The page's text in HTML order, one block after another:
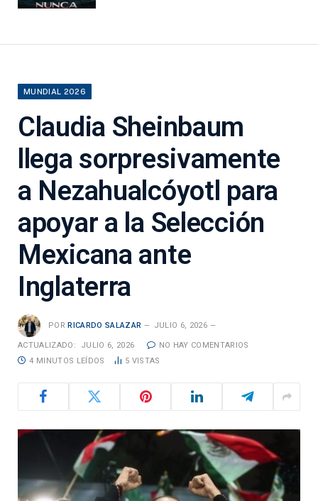
MUNDIAL 2026
Claudia Sheinbaum
llega sorpresivamente
a Nezahualcóyotl para
apoyar a la Selección
Mexicana ante
Inglaterra
POR RICARDO SALAZAR JULIO 6, 2026
ACTUALIZADO: JULIO 6, 2026
NO HAY COMENTARIOS
4 MINUTOS LEÍDOS
5 VISTAS